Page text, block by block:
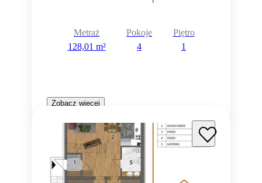
Metraż
128,01 m²
Pokoje
4
Piętro
1
Zobacz więcej